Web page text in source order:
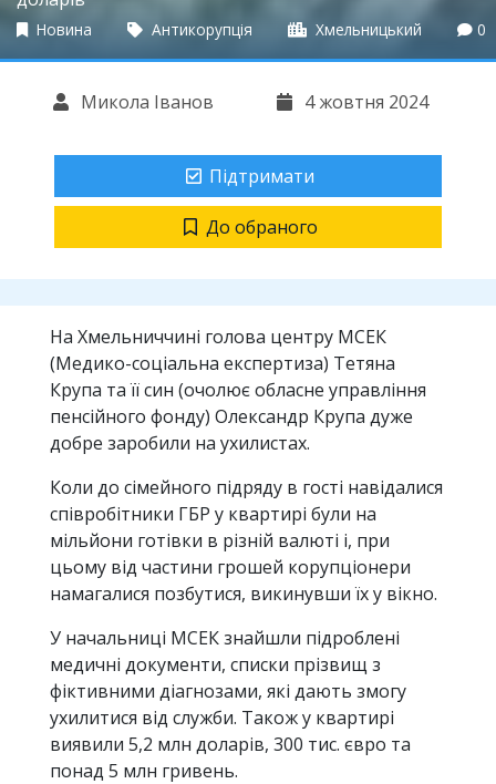
Новина Антикорупція Хмельницький 0
Микола Іванов 4 жовтня 2024
Підтримати
До обраного
На Хмельниччині голова центру МСЕК
(Медико-соціальна експертиза) Тетяна
Крупа та її син (очолює обласне управління
пенсійного фонду) Олександр Крупа дуже
добре заробили на ухилистах.
Коли до сімейного підряду в гості навідалися
співробітники ГБР у квартирі були на
мільйони готівки в різній валюті і, при
цьому від частини грошей корупціонери
намагалися позбутися, викинувши їх у вікно.
У начальниці МСЕК знайшли підроблені
медичні документи, списки прізвищ з
фіктивними діагнозами, які дають змогу
ухилитися від служби. Також у квартирі
виявили 5,2 млн доларів, 300 тис. євро та
понад 5 млн гривень.